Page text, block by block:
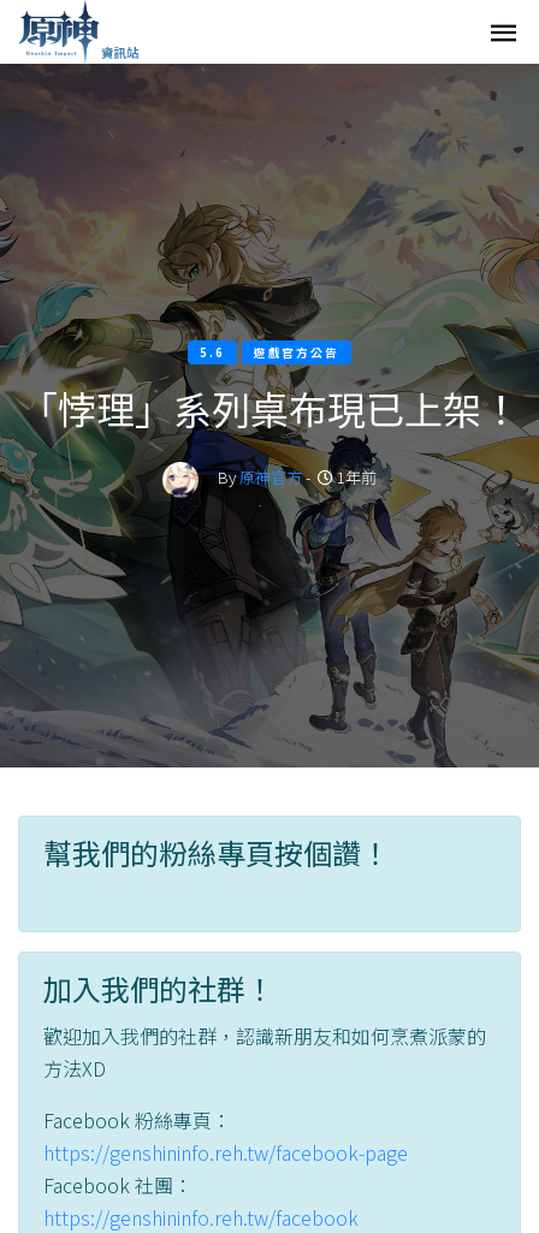
5.6 遊戲官方公告
「悖理」系列桌布現已上架！
By原神官方- 1年前
幫我們的粉絲專頁按個讚！
加入我們的社群！
歡迎加入我們的社群，認識新朋友和如何烹煮派蒙的
方法XD
Facebook 粉絲專頁：
https://genshininfo.reh.tw/facebook-page
Facebook 社團：
https://genshininfo.reh.tw/facebook